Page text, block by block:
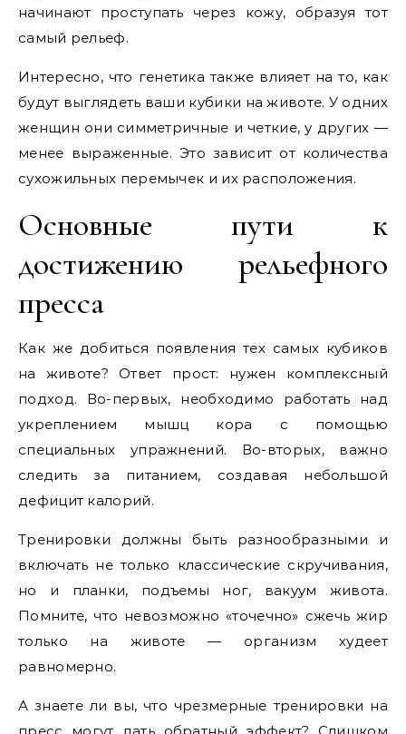
начинают проступать через кожу, образуя тот
самый рельеф.
Интересно, что генетика также влияет на то, как
будут выглядеть ваши кубики на животе. У одних
женщин они симметричные и четкие, у других —
менее выраженные. Это зависит от количества
сухожильных перемычек и их расположения.
Основные пути к
достижению рельефного
пресса
Как же добиться появления тех самых кубиков
на животе? Ответ прост: нужен комплексный
подход. Во-первых, необходимо работать над
укреплением мышц кора с помощью
специальных упражнений. Во-вторых, важно
следить за питанием, создавая небольшой
дефицит калорий.
Тренировки должны быть разнообразными и
включать не только классические скручивания,
но и планки, подъемы ног, вакуум живота.
Помните, что невозможно «точечно» сжечь жир
только на животе — организм худеет
равномерно.
А знаете ли вы, что чрезмерные тренировки на